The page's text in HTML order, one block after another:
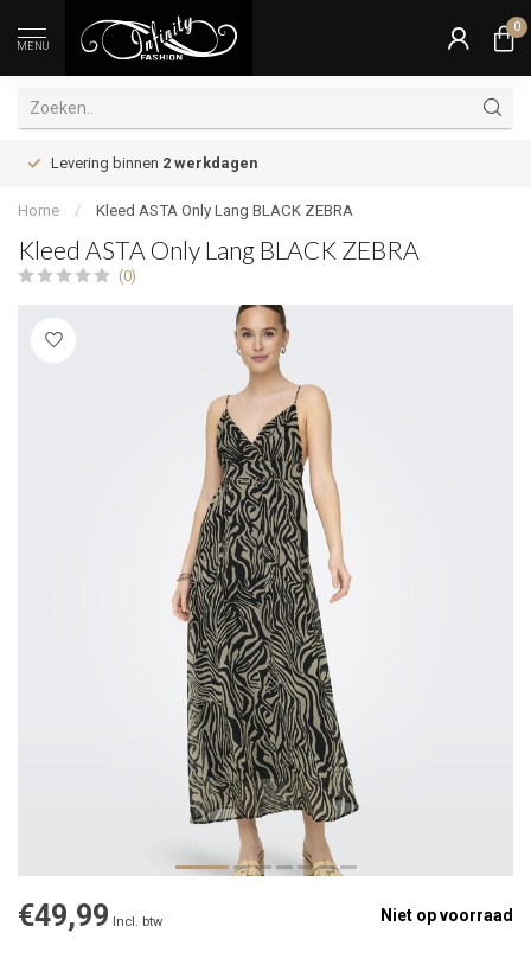
MENU
0
Levering binnen 2 werkdagen
Home / Kleed ASTA Only Lang BLACK ZEBRA
Kleed ASTA Only Lang BLACK ZEBRA
(0)
€49,99 Incl. btw Niet op voorraad